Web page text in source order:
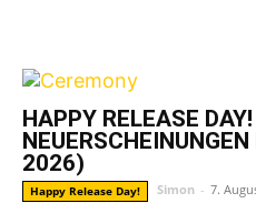
HAPPY RELEASE
2026)
Happy Release Day! Simon - 7.